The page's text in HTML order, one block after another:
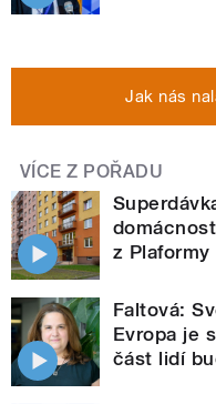
Jak nás
VÍCE Z POŘADU
z
Faltová:
Evropa je
část lidí